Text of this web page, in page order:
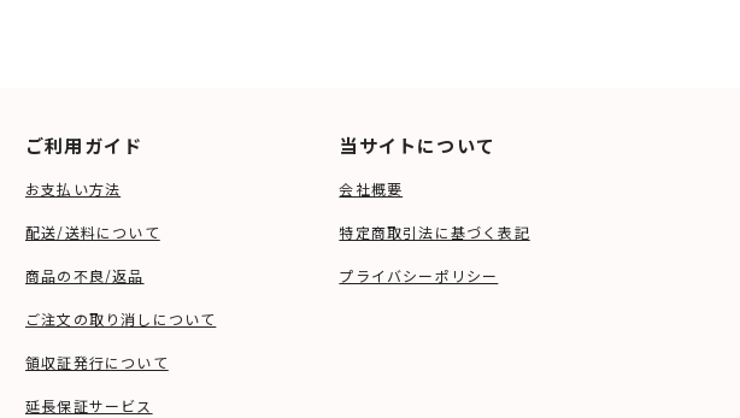
ご利用ガイド
お支払い方法
配送/送料について
商品の不良/返品
ご注文の取り消しについて
領収証発行について
延長保証サービス
当サイトについて
会社概要
特定商取引法に基づく表記
プライバシーポリシー